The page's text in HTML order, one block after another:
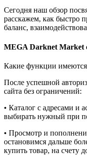
Сегодня наш обзор
расскажем, как быстро
баланс,
MEGA Darknet Market
Какие функции
После успешной
сайта без ограничений:
• Каталог с адресами и
выбирать нужный при
• Просмотр и
остановимся дальше
купить товар, на счету